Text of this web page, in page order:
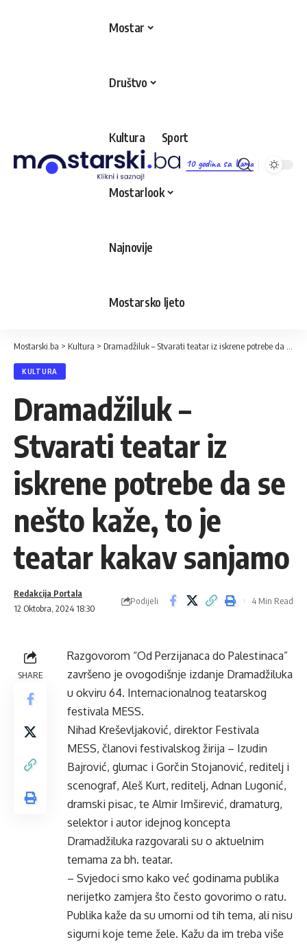
10 godina sa Vama
Mostar
Društvo
Kultura Sport
Mostarlook
Najnovije
Mostarsko ljeto
Mostarski.ba > Kultura > Dramadžiluk – Stvarati teatar iz iskrene potrebe da se nešto kaže, to je teatar kakav sanjamo
KULTURA
Dramadžiluk –
Stvarati teatar iz
iskrene potrebe da se
nešto kaže, to je
teatar kakav sanjamo
12 Oktobra, 2024 18:30
Redakcija Portala
Podijeli 4 Min Read
SHARE
Razgovorom “Od Perzijanaca do Palestinaca”
završeno je ovogodišnje izdanje Dramadžiluka
u okviru 64. Internacionalnog teatarskog
festivala MESS.
Nihad Kreševljaković, direktor Festivala
MESS, članovi festivalskog žirija – Izudin
Bajrović, glumac i Gorčin Stojanović, reditelj i
scenograf, Aleš Kurt, reditelj, Adnan Lugonić,
dramski pisac, te Almir Imširević, dramaturg,
selektor i autor idejnog koncepta
Dramadžiluka razgovarali su o aktuelnim
temama za bh. teatar.
– Svjedoci smo kako već godinama publika
nerijetko zamjera što često govorimo o ratu.
Publika kaže da su umorni od tih tema, ali nisu
sigurni koje teme žele. Kažu da im treba više